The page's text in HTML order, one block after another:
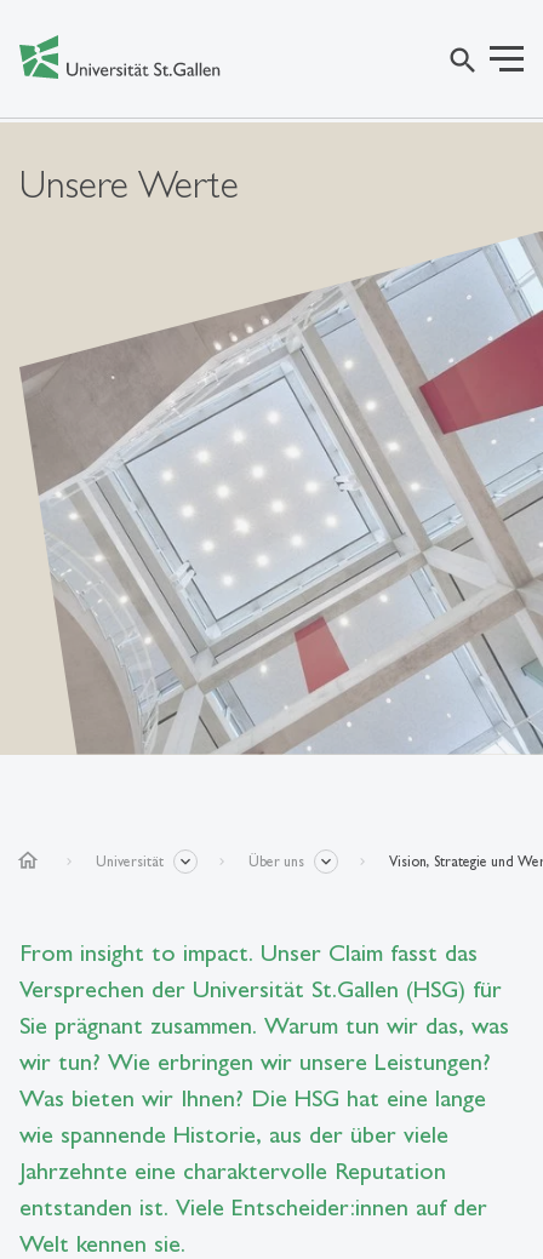
search
Unsere Werte
home Universität Über uns Vision, Strategie und
From insight to impact. Unser Claim fasst das
Versprechen der Universität St.Gallen (HSG) für
Sie prägnant zusammen. Warum tun wir das, was
wir tun? Wie erbringen wir unsere Leistungen?
Was bieten wir Ihnen? Die HSG hat eine lange
wie spannende Historie, aus der über viele
Jahrzehnte eine charaktervolle Reputation
entstanden ist. Viele Entscheider:innen auf der
Welt kennen sie.